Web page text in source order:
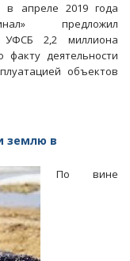
в апреле 2019 года
предложил
УФСБ 2,2 миллиона
деятельности
объектов
землю в
По вине